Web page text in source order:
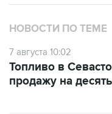
НОВОСТИ ПО ТЕМЕ
7 августа 10:02
Топливо в
продажу на